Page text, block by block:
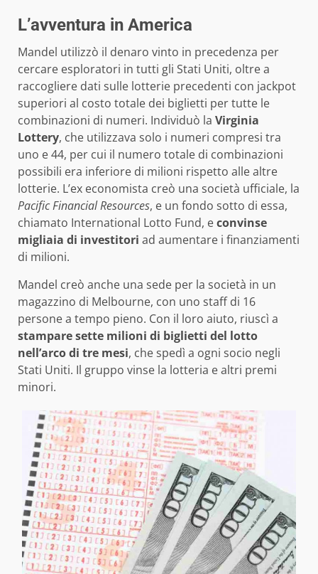
L’avventura in America
Mandel utilizzò il denaro vinto in precedenza per
cercare esploratori in tutti gli Stati Uniti, oltre a
raccogliere dati sulle lotterie precedenti con jackpot
superiori al costo totale dei biglietti per tutte le
combinazioni di numeri. Individuò la Virginia
Lottery, che utilizzava solo i numeri compresi tra
uno e 44, per cui il numero totale di combinazioni
possibili era inferiore di milioni rispetto alle altre
lotterie. L’ex economista creò una società ufficiale, la
Pacific Financial Resources, e un fondo sotto di essa,
chiamato International Lotto Fund, econvinse
migliaia di investitori ad aumentare i finanziamenti
di milioni.
Mandel creò anche una sede per la società in un
magazzino di Melbourne, con uno staff di 16
persone a tempo pieno. Con il loro aiuto, riuscì a
stampare sette milioni di biglietti del lotto
nell’arco di tre mesi, che spedì a ogni socio negli
Stati Uniti. Il gruppo vinse la lotteria e altri premi
minori.